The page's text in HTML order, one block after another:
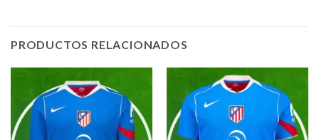
PRODUCTOS RELACIONADOS